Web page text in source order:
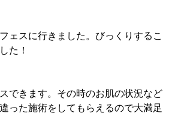
ェスに行きました。びっくりするこ
た！
できます。その時のお肌の状況など
った施術をしてもらえるので大満足